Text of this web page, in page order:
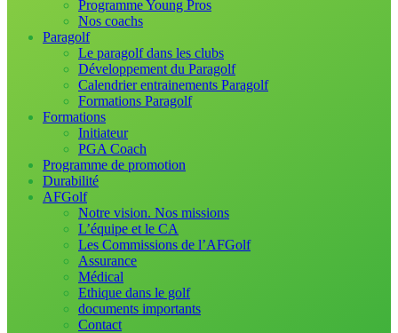
Programme Young Pros
Nos coachs
Paragolf
Le paragolf dans les clubs
Développement du Paragolf
Calendrier entrainements Paragolf
Formations Paragolf
Formations
Initiateur
PGA Coach
Programme de promotion
Durabilité
AFGolf
Notre vision. Nos missions
L’équipe et le CA
Les Commissions de l’AFGolf
Assurance
Médical
Ethique dans le golf
documents importants
Contact